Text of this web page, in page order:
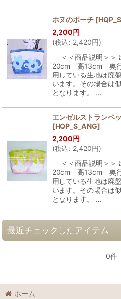
ホヌのポーチ [
2,200円
(税込: 2,420円)
＜＜商品説明＞＞
20cm 高13cm 奥行
用している生地は廃
います。その場合は
となります。 …
エンゼルストランペ
[HQP_S_ANG]
2,200円
(税込: 2,420円)
＜＜商品説明＞＞
20cm 高13cm 奥行
用している生地は廃
います。その場合は
となります。 …
最近チェックしたアイテム
0件
ホーム